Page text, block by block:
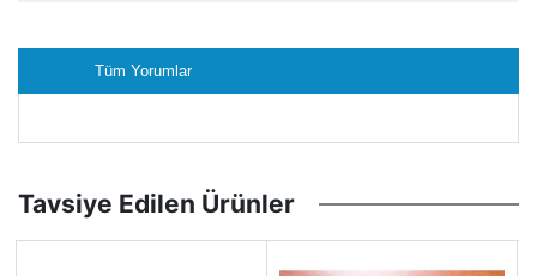
Tüm Yorumlar
Tavsiye Edilen Ürünler